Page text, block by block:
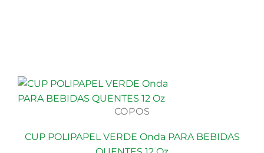
COPOS
CUP POLIPAPEL VERDE Onda PARA BEBIDAS